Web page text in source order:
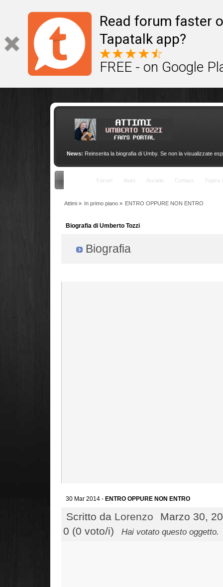
Read forum faster
Tapatalk app?
FREE - on Google
News: Reinserita la biografia di Umby. Se non la visualizzate
Forum Aiuto Arcade Contact Topics
Attimi» In primo piano » ENTRO OPPURE NON ENTRO
Biografia di Umberto Tozzi
Biografia
30 Mar 2014 - ENTRO OPPURE NON ENTRO
Scritto da Lorenzo
Marzo 30,
0 (0 voto/i)
Hai votato questo oggetto.